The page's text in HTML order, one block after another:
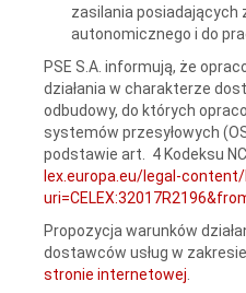
zasilania posiadających
autonomicznego i do
PSE S.A. informują, że
działania w charakterze
odbudowy, do których
systemów przesyłowych
podstawie art. 4 Kodeksu NC
lex.europa.eu/legal-
Propozycja warunków
dostawców usług w
stronie internetowej